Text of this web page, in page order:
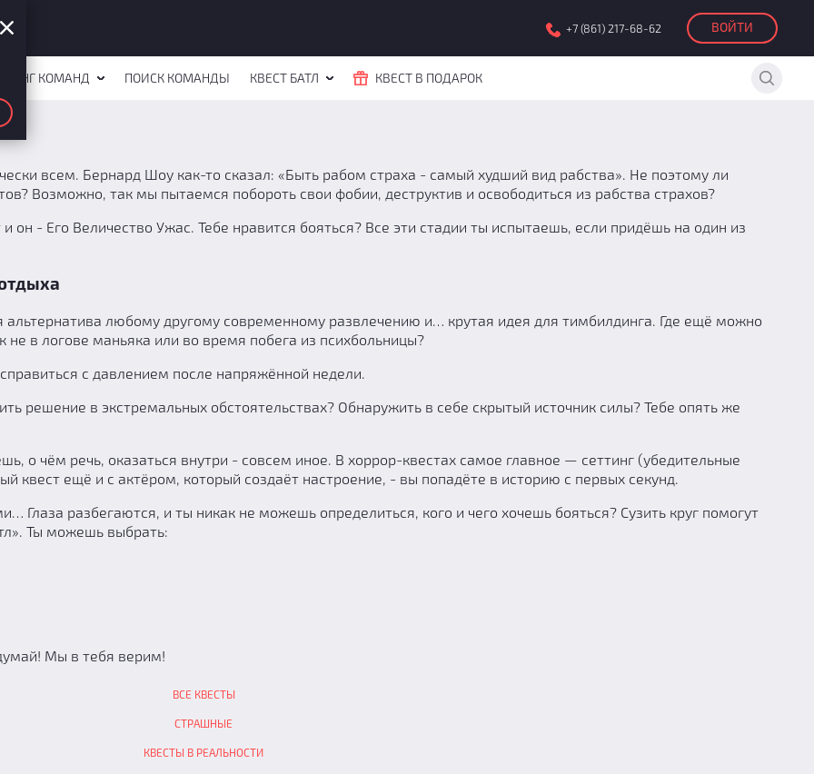
+7 (861) 217-68-62 ВОЙТИ
КОМАНД ПОИСК КОМАНДЫ КВЕСТ БАТЛ КВЕСТ В ПОДАРОК
всем. Бернард Шоу как-то сказал: «Быть рабом страха - самый худший вид рабства». Не поэтому ли
Возможно, так мы пытаемся побороть свои фобии, деструктив и освободиться из рабства страхов?
он - Его Величество Ужас. Тебе нравится бояться? Все эти стадии ты испытаешь, если придёшь на один из
альтернатива любому другому современному развлечению и… крутая идея для тимбилдинга. Где ещё можно
не в логове маньяка или во время побега из психбольницы?
с давлением после напряжённой недели.
решение в экстремальных обстоятельствах? Обнаружить в себе скрытый источник силы? Тебе опять же
о чём речь, оказаться внутри - совсем иное. В хоррор-квестах самое главное — сеттинг (убедительные
квест ещё и с актёром, который создаёт настроение, - вы попадёте в историю с первых секунд.
разбегаются, и ты никак не можешь определиться, кого и чего хочешь бояться? Сузить круг помогут
Ты можешь выбрать:
Мы в тебя верим!
ВСЕ КВЕСТЫ
СТРАШНЫЕ
КВЕСТЫ В РЕАЛЬНОСТИ